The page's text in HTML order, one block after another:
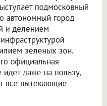
подмосковный
автономный город
и делением
зеленых зон.
официальная
даже на пользу,
все вытекающие